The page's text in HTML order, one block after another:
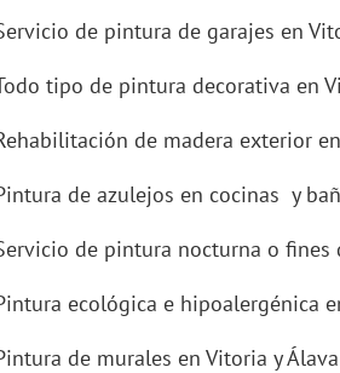
de pintura de garajes en
tipo de pintura decorativa en
de madera exterior
de azulejos en cocinas y
de pintura nocturna o fines
ecológica e hipoalergénica
de murales en Vitoria y Álava